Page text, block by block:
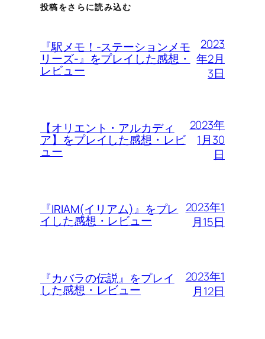
投稿をさらに読み込む
『駅メモ！-ステーションメモ
リーズ-』をプレイした感想・
レビュー
2023
年2月
3日
【オリエント・アルカディ
ア】をプレイした感想・レビ
ュー
2023年
1月30
日
『IRIAM(イリアム)』をプレ
イした感想・レビュー
2023年1
月15日
『カバラの伝説』をプレイ
した感想・レビュー
2023年1
月12日